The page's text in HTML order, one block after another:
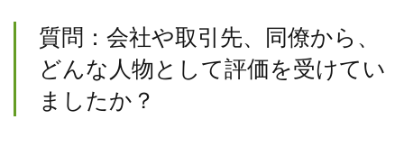
質問：会社や取引先、同僚から、
どんな人物として評価を受けてい
ましたか？